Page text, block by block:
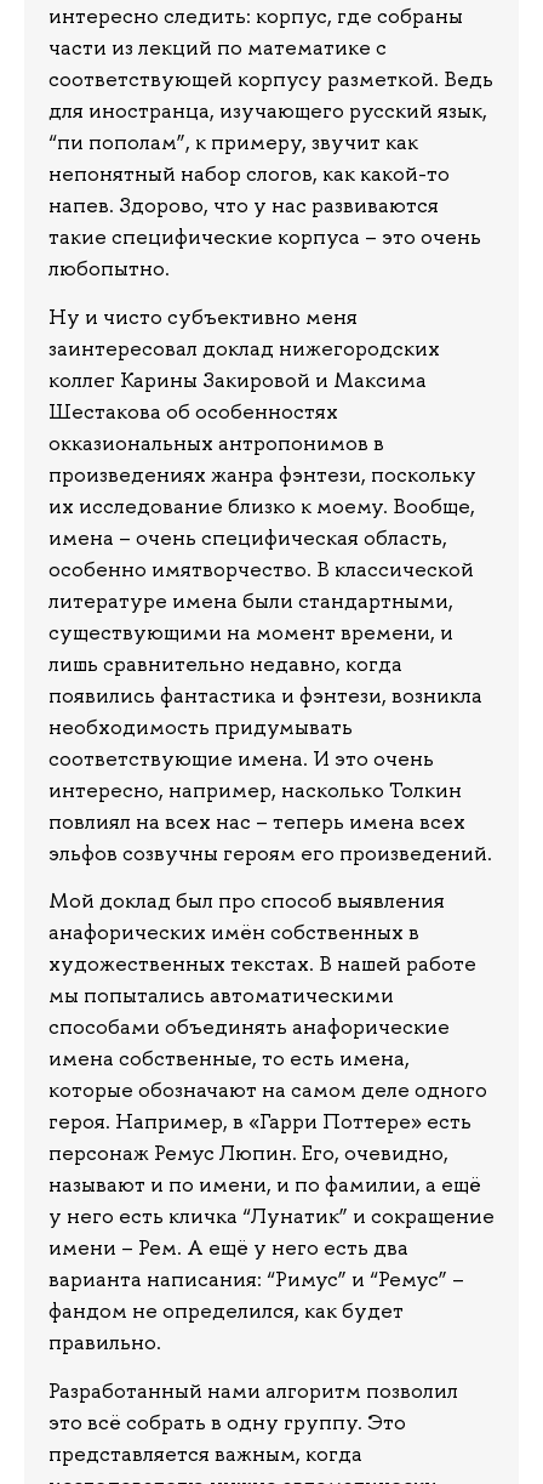
интересно следить: корпус, где собраны
части из лекций по математике с
соответствующей корпусу разметкой. Ведь
для иностранца, изучающего русский язык,
“пи пополам”, к примеру, звучит как
непонятный набор слогов, как какой-то
напев. Здорово, что у нас развиваются
такие специфические корпуса – это очень
любопытно.
Ну и чисто субъективно меня
заинтересовал доклад нижегородских
коллег Карины Закировой и Максима
Шестакова об особенностях
окказиональных антропонимов в
произведениях жанра фэнтези, поскольку
их исследование близко к моему. Вообще,
имена – очень специфическая область,
особенно имятворчество. В классической
литературе имена были стандартными,
существующими на момент времени, и
лишь сравнительно недавно, когда
появились фантастика и фэнтези, возникла
необходимость придумывать
соответствующие имена. И это очень
интересно, например, насколько Толкин
повлиял на всех нас – теперь имена всех
эльфов созвучны героям его произведений.
Мой доклад был про способ выявления
анафорических имён собственных в
художественных текстах. В нашей работе
мы попытались автоматическими
способами объединять анафорические
имена собственные, то есть имена,
которые обозначают на самом деле одного
героя. Например, в «Гарри Поттере» есть
персонаж Ремус Люпин. Его, очевидно,
называют и по имени, и по фамилии, а ещё
у него есть кличка “Лунатик” и сокращение
имени – Рем. А ещё у него есть два
варианта написания: “Римус” и “Ремус” –
фандом не определился, как будет
правильно.
Разработанный нами алгоритм позволил
это всё собрать в одну группу. Это
представляется важным, когда